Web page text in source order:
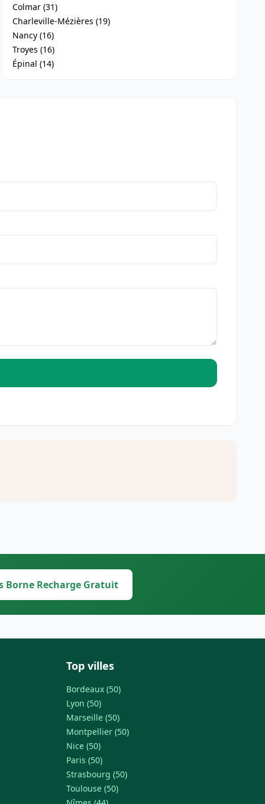
Colmar (31)
Charleville-Mézières (19)
Nancy (16)
Troyes (16)
Épinal (14)
Borne Recharge Gratuit
Top villes
Bordeaux (50)
Lyon (50)
Marseille (50)
Montpellier (50)
Nice (50)
Paris (50)
Strasbourg (50)
Toulouse (50)